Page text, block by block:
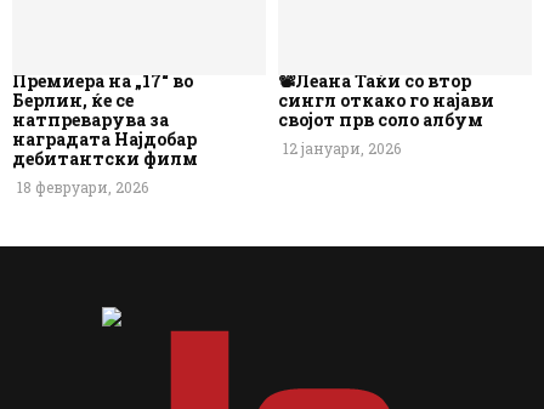
Премиера на „17“ во
Берлин, ќе се
натпреварува за
наградата Најдобар
дебитантски филм
18 февруари, 2026
📽️Леана Таќи со втор
сингл откако го најави
својот прв соло албум
12 јануари, 2026